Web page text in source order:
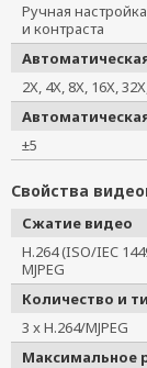
Ручная
и контраста
2X, 4X, 8X, 16X,
±5
Свойства
Сжатие видео
H.264 (ISO/IEC
MJPEG
Количество и
3 x H.264/MJPEG
Максимальное